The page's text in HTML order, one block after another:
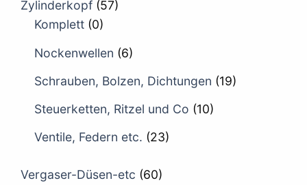
Zylinderkopf (57)
Komplett (0)
Nockenwellen (6)
Schrauben, Bolzen, Dichtungen (19)
Steuerketten, Ritzel und Co (10)
Ventile, Federn etc. (23)
Vergaser-Düsen-etc (60)